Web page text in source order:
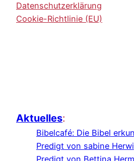
Datenschutzerklärung
Cookie-Richtlinie (EU)
Aktuelles:
Bibelcafé: Die Bibel
Predigt von sabine